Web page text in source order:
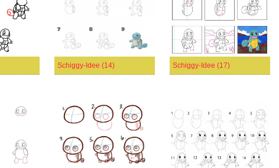
Schiggy-Idee (14) Schiggy-Idee (17)